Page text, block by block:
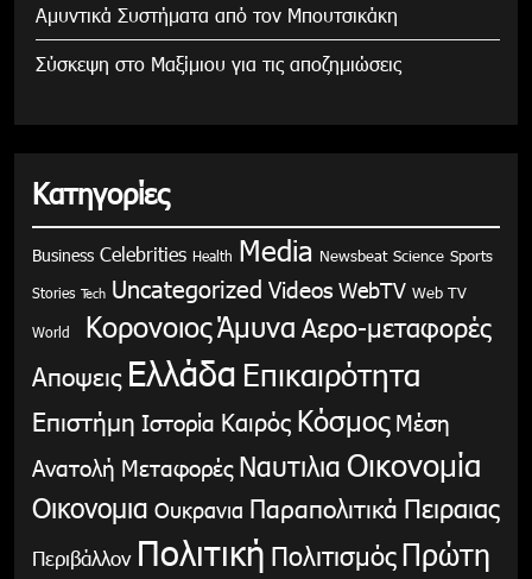
Αμυντικά Συστήματα από τον Μπουτσικάκη
Σύσκεψη στο Μαξίμιου για τις αποζημιώσεις
Κατηγορίες
Business Celebrities Health Media Newsbeat Science Sports
Stories Tech Uncategorized Videos WebTV Web TV
World ΚορονοιοςΆμυνα Αερο-μεταφορές
Αποψεις Ελλάδα Επικαιρότητα
Επιστήμη Ιστορία Καιρός Κόσμος Μέση
Ανατολή Μεταφορές Ναυτιλια Οικονομία
Οικονομια Ουκρανια Παραπολιτικά Πειραιας
Περιβάλλον Πολιτική Πολιτισμός Πρώτη